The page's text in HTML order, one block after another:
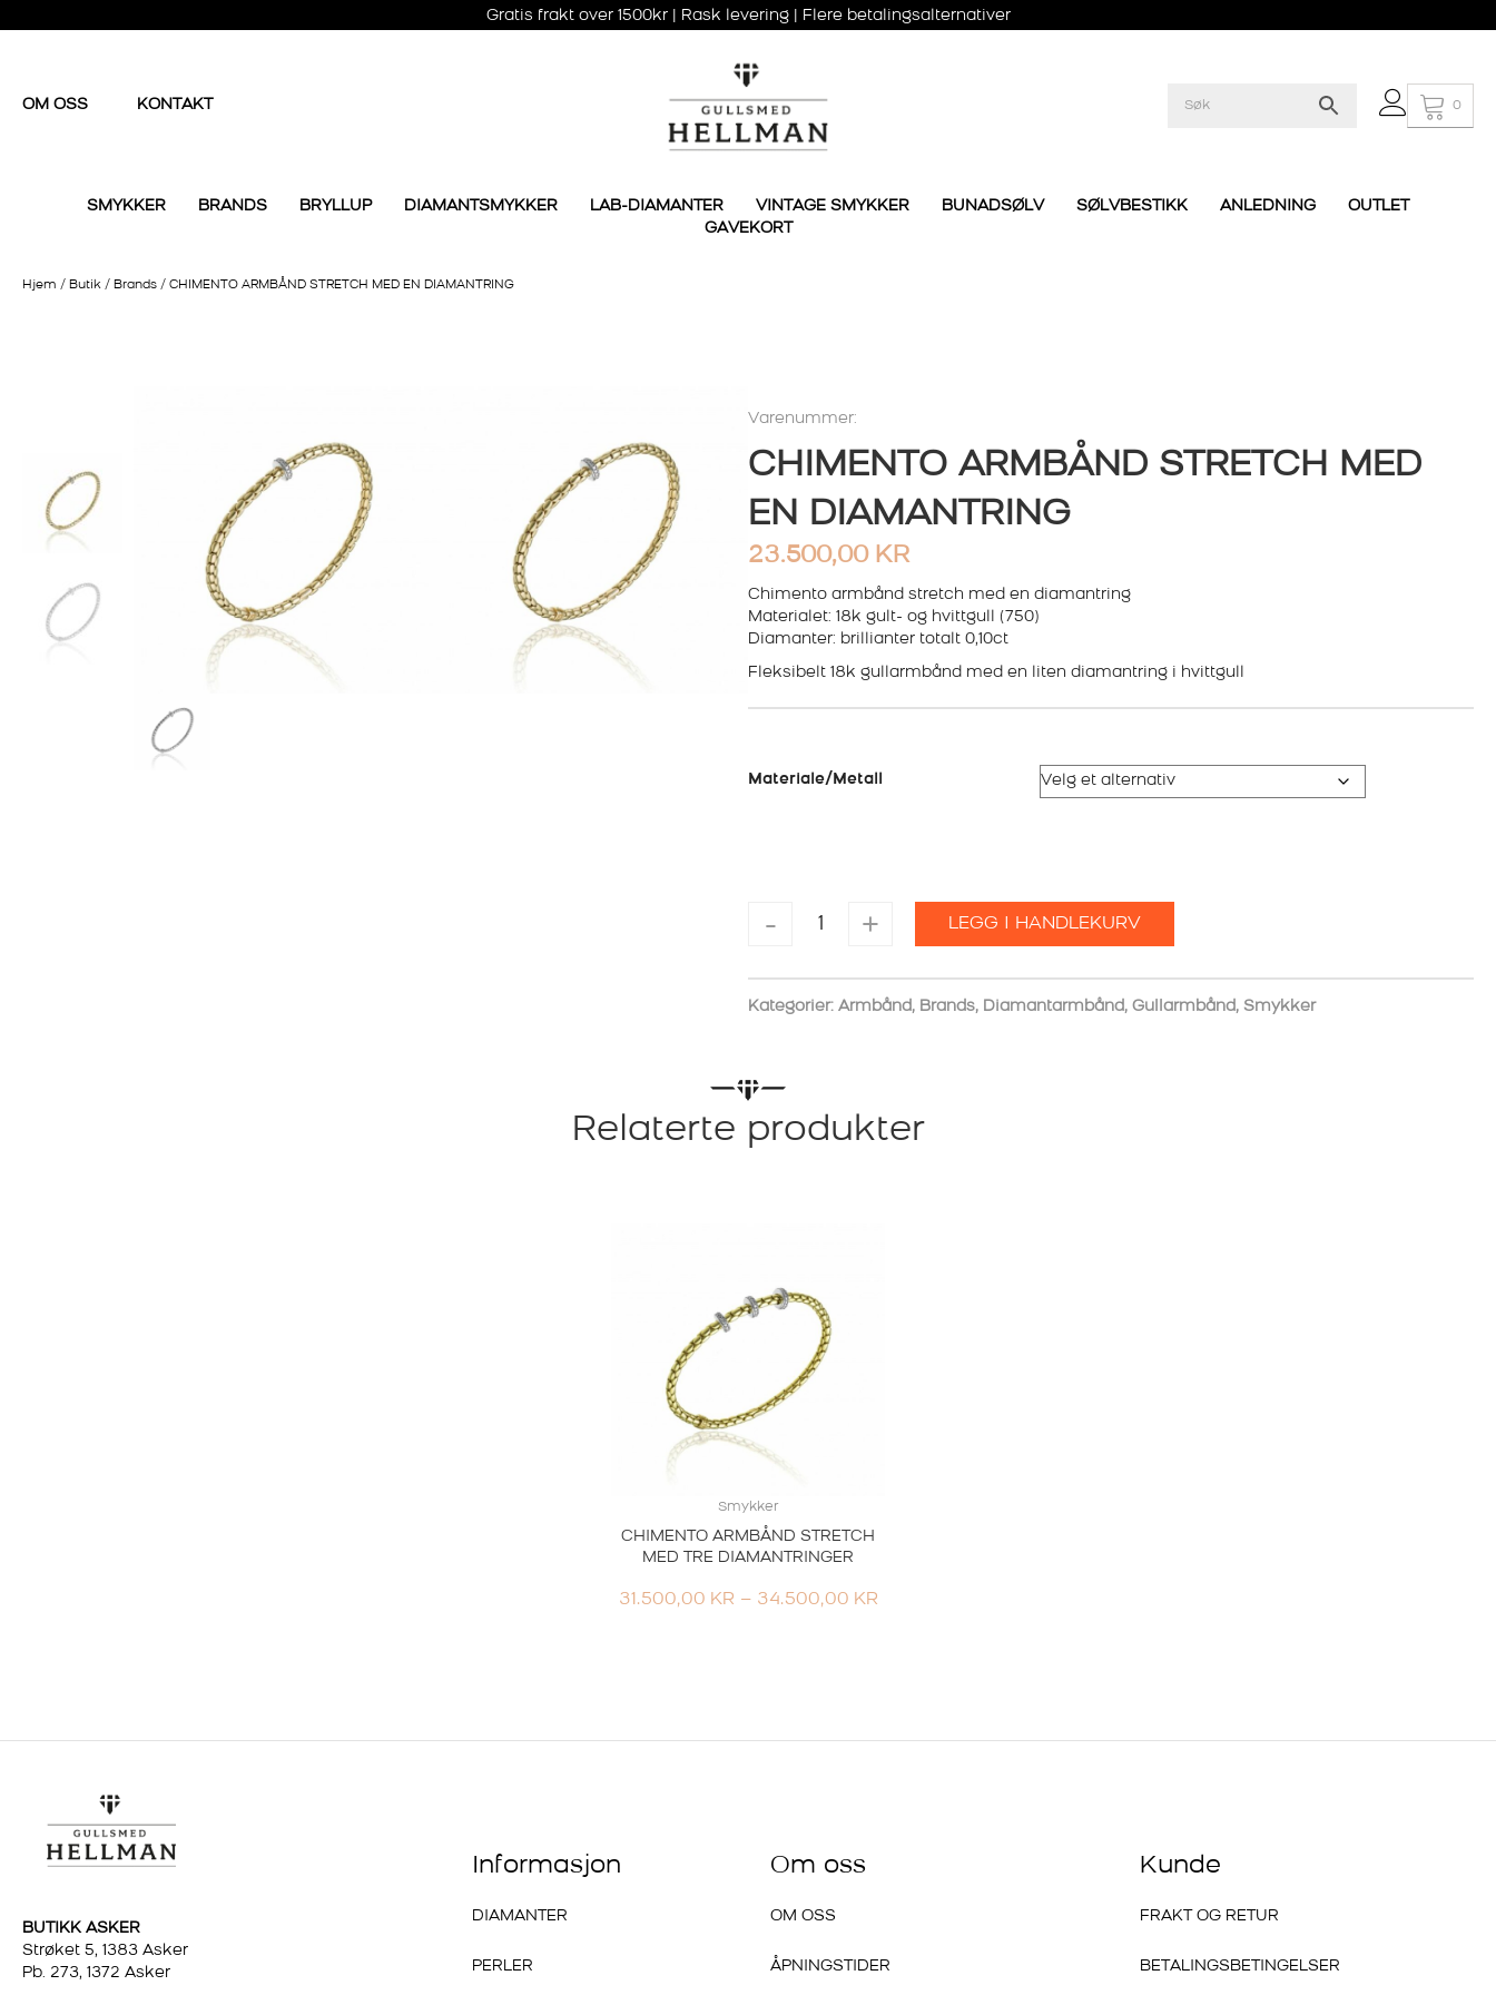
Gratis frakt over 1500kr | Rask levering | Flere betalingsalternativer
OM OSS KONTAKT 0
SMYKKER BRANDS BRYLLUP DIAMANTSMYKKER LAB-DIAMANTER VINTAGE SMYKKER BUNADSØLV SØLVBESTIKK ANLEDNING
OUTLET
GAVEKORT
Hjem / Butik / Brands / CHIMENTO ARMBÅND STRETCH MED EN DIAMANTRING
Varenummer:
CHIMENTO ARMBÅND STRETCH MED
EN DIAMANTRING
23.500,00 KR
Chimento armbånd stretch med en diamantring
Materialet: 18k gult- og hvittgull (750)
Diamanter: brillianter totalt 0,10ct
Fleksibelt 18k gullarmbånd med en liten diamantring i hvittgull
Materiale/Metall
-
CHIMENTO
ARMBÅND
MED
EN
+ LEGG I HANDLEKURV
Kategorier: Armbånd, Brands, Diamantarmbånd, Gullarmbånd, Smykker
Relaterte produkter
Smykker
CHIMENTO ARMBÅND STRETCH
MED TRE DIAMANTRINGER
31.500,00 KR – 34.500,00 KRPRISOMRÅDE:
BUTIKK ASKER
Strøket 5, 1383 Asker
Pb. 273, 1372 Asker
Informasjon
DIAMANTER
PERLER
Om oss
OM OSS
ÅPNINGSTIDER
Kunde
FRAKT OG RETUR
BETALINGSBETINGELSER